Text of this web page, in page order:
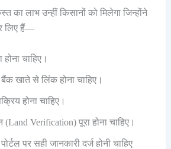
का लाभ उन्हीं किसानों को मिलेगा जिन्होंने
लिए हैं—
चाहिए।
खाते से लिंक होना चाहिए।
होना चाहिए।
(Land Verification) पूरा होना चाहिए।
पर सही जानकारी दर्ज होनी चाहिए